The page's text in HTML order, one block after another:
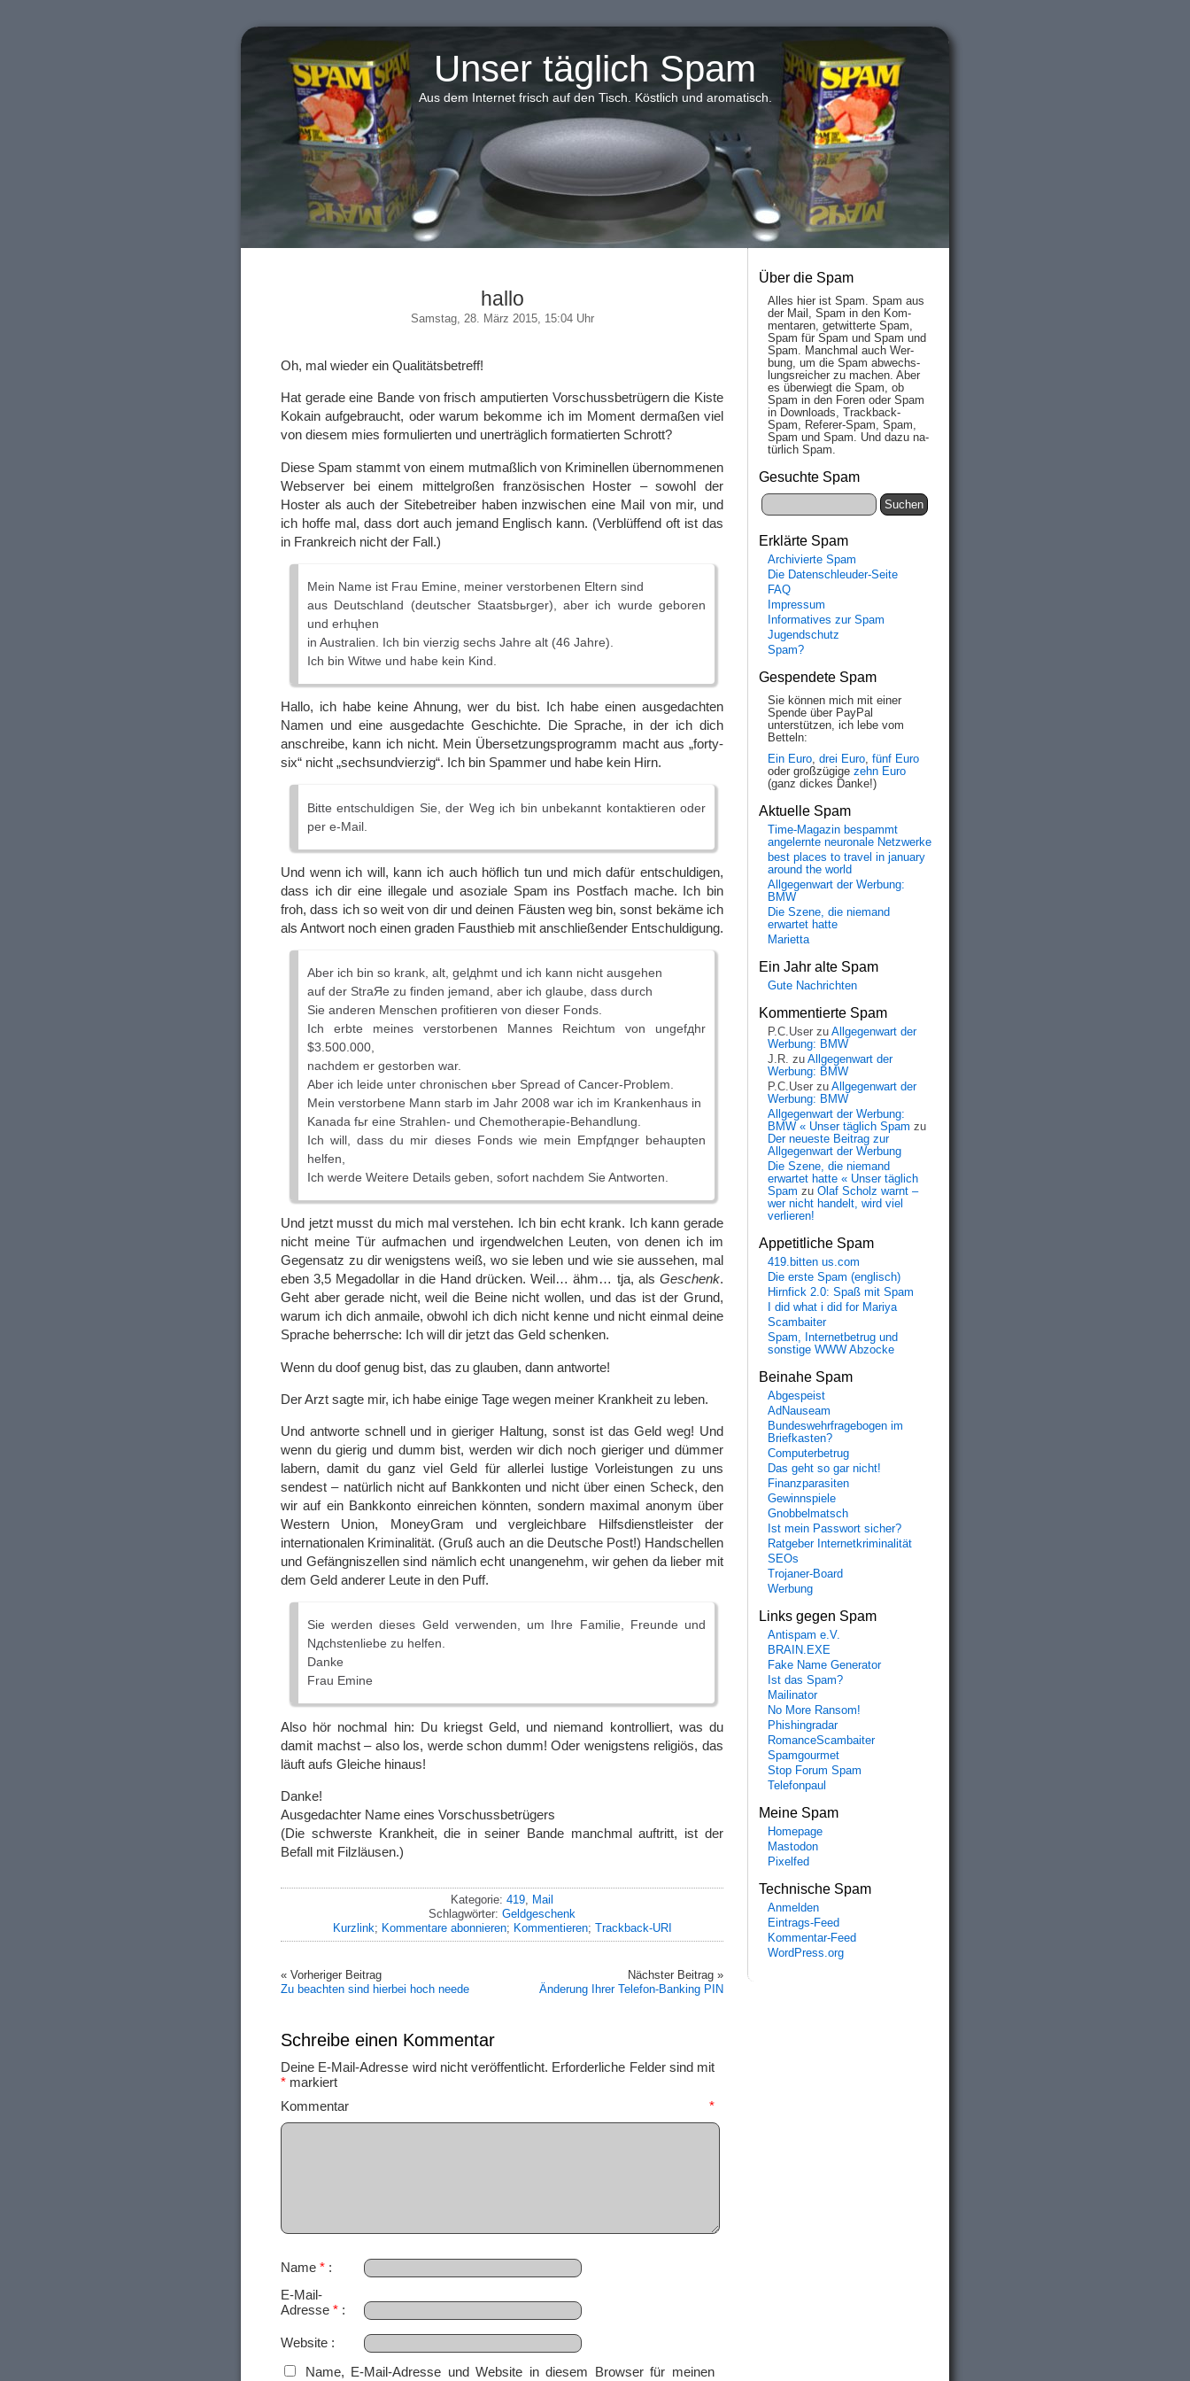
Unser täglich Spam
Aus dem Internet frisch auf den Tisch. Köstlich und aromatisch.
hallo
Samstag, 28. März 2015, 15:04 Uhr
Oh, mal wieder ein Qualitätsbetreff!
Hat gerade eine Bande von frisch amputierten Vorschussbetrügern die Kiste
Kokain aufgebraucht, oder warum bekomme ich im Moment dermaßen viel
von diesem mies formulierten und unerträglich formatierten Schrott?
Diese Spam stammt von einem mutmaßlich von Kriminellen übernommenen
Webserver bei einem mittelgroßen französischen Hoster – sowohl der
Hoster als auch der Sitebetreiber haben inzwischen eine Mail von mir, und
ich hoffe mal, dass dort auch jemand Englisch kann. (Verblüffend oft ist das
in Frankreich nicht der Fall.)
Mein Name ist Frau Emine, meiner verstorbenen Eltern sind
aus Deutschland (deutscher Staatsbьrger), aber ich wurde geboren
und erhцhen
in Australien. Ich bin vierzig sechs Jahre alt (46 Jahre).
Ich bin Witwe und habe kein Kind.
Hallo, ich habe keine Ahnung, wer du bist. Ich habe einen ausgedachten
Namen und eine ausgedachte Geschichte. Die Sprache, in der ich dich
anschreibe, kann ich nicht. Mein Übersetzungsprogramm macht aus „forty-
six“ nicht „sechsundvierzig“. Ich bin Spammer und habe kein Hirn.
Bitte entschuldigen Sie, der Weg ich bin unbekannt kontaktieren oder
per e-Mail.
Und wenn ich will, kann ich auch höflich tun und mich dafür entschuldigen,
dass ich dir eine illegale und asoziale Spam ins Postfach mache. Ich bin
froh, dass ich so weit von dir und deinen Fäusten weg bin, sonst bekäme ich
als Antwort noch einen graden Fausthieb mit anschließender Entschuldigung.
Aber ich bin so krank, alt, gelдhmt und ich kann nicht ausgehen
auf der StraЯe zu finden jemand, aber ich glaube, dass durch
Sie anderen Menschen profitieren von dieser Fonds.
Ich erbte meines verstorbenen Mannes Reichtum von ungefдhr
$3.500.000,
nachdem er gestorben war.
Aber ich leide unter chronischen ьber Spread of Cancer-Problem.
Mein verstorbene Mann starb im Jahr 2008 war ich im Krankenhaus in
Kanada fьr eine Strahlen- und Chemotherapie-Behandlung.
Ich will, dass du mir dieses Fonds wie mein Empfдnger behaupten
helfen,
Ich werde Weitere Details geben, sofort nachdem Sie Antworten.
Und jetzt musst du mich mal verstehen. Ich bin echt krank. Ich kann gerade
nicht meine Tür aufmachen und irgendwelchen Leuten, von denen ich im
Gegensatz zu dir wenigstens weiß, wo sie leben und wie sie aussehen, mal
eben 3,5 Megadollar in die Hand drücken. Weil… ähm… tja, als Geschenk.
Geht aber gerade nicht, weil die Beine nicht wollen, und das ist der Grund,
warum ich dich anmaile, obwohl ich dich nicht kenne und nicht einmal deine
Sprache beherrsche: Ich will dir jetzt das Geld schenken.
Wenn du doof genug bist, das zu glauben, dann antworte!
Der Arzt sagte mir, ich habe einige Tage wegen meiner Krankheit zu leben.
Und antworte schnell und in gieriger Haltung, sonst ist das Geld weg! Und
wenn du gierig und dumm bist, werden wir dich noch gieriger und dümmer
labern, damit du ganz viel Geld für allerlei lustige Vorleistungen zu uns
sendest – natürlich nicht auf Bankkonten und nicht über einen Scheck, den
wir auf ein Bankkonto einreichen könnten, sondern maximal anonym über
Western Union, MoneyGram und vergleichbare Hilfsdienstleister der
internationalen Kriminalität. (Gruß auch an die Deutsche Post!) Handschellen
und Gefängniszellen sind nämlich echt unangenehm, wir gehen da lieber mit
dem Geld anderer Leute in den Puff.
Sie werden dieses Geld verwenden, um Ihre Familie, Freunde und
Nдchstenliebe zu helfen.
Danke
Frau Emine
Also hör nochmal hin: Du kriegst Geld, und niemand kontrolliert, was du
damit machst – also los, werde schon dumm! Oder wenigstens religiös, das
läuft aufs Gleiche hinaus!
Danke!
Ausgedachter Name eines Vorschussbetrügers
(Die schwerste Krankheit, die in seiner Bande manchmal auftritt, ist der
Befall mit Filzläusen.)
Kategorie: 419
Mail
Schlagwörter: Geldgeschenk
Kurzlink; Kommentare abonnieren; Kommentieren; Trackback-URI
« Vorheriger Beitrag
Zu beachten sind hierbei hoch neede
Nächster Beitrag »
Änderung Ihrer Telefon-Banking PIN
Schreibe einen Kommentar
Deine E-Mail-Adresse wird nicht veröffentlicht. Erforderliche Felder sind mit
* markiert
Kommentar *
Name *
E-Mail-
Adresse *
Website
Name, E-Mail-Adresse und Website in diesem Browser für meinen
Über die Spam
Alles hier ist Spam. Spam aus
der Mail, Spam in den Kom­
men­taren, ge­twit­ter­te Spam,
Spam für Spam und Spam und
Spam. Manch­mal auch Wer­
bung, um die Spam ab­wechs­
lungs­reich­er zu mach­en. Aber
es über­wiegt die Spam, ob
Spam in den Fo­ren oder Spam
in Down­loads, Track­back-
Spam, Re­fe­rer-Spam, Spam,
Spam und Spam. Und da­zu na­
tür­lich Spam.
Gesuchte Spam
Erklärte Spam
Archivierte Spam
Die Datenschleuder-Seite
FAQ
Impressum
Informatives zur Spam
Jugendschutz
Spam?
Gespendete Spam
Sie können mich mit einer
Spende über PayPal
unterstützen, ich lebe vom
Betteln:
Ein Euro, drei Euro, fünf Euro
oder großzügige zehn Euro
(ganz dickes Danke!)
Aktuelle Spam
Time-Magazin bespammt
angelernte neuronale Netzwerke
best places to travel in january
around the world
Allgegenwart der Werbung:
BMW
Die Szene, die niemand
erwartet hatte
Marietta
Ein Jahr alte Spam
Gute Nachrichten
Kommentierte Spam
P.C.User zu Allgegenwart der
Werbung: BMW
J.R. zu Allgegenwart der
Werbung: BMW
P.C.User zu Allgegenwart der
Werbung: BMW
Allgegenwart der Werbung:
BMW « Unser täglich Spam zu
Der neueste Beitrag zur
Allgegenwart der Werbung
Die Szene, die niemand
erwartet hatte « Unser täglich
Spam zu Olaf Scholz warnt –
wer nicht handelt, wird viel
verlieren!
Appetitliche Spam
419.bitten us.com
Die erste Spam (englisch)
Hirnfick 2.0: Spaß mit Spam
I did what i did for Mariya
Scambaiter
Spam, Internetbetrug und
sonstige WWW Abzocke
Beinahe Spam
Abgespeist
AdNauseam
Bundeswehrfragebogen im
Briefkasten?
Computerbetrug
Das geht so gar nicht!
Finanzparasiten
Gewinnspiele
Gnobbelmatsch
Ist mein Passwort sicher?
Ratgeber Internetkriminalität
SEOs
Trojaner-Board
Werbung
Links gegen Spam
Antispam e.V.
BRAIN.EXE
Fake Name Generator
Ist das Spam?
Mailinator
No More Ransom!
Phishingradar
RomanceScambaiter
Spamgourmet
Stop Forum Spam
Telefonpaul
Meine Spam
Homepage
Mastodon
Pixelfed
Technische Spam
Anmelden
Eintrags-Feed
Kommentar-Feed
WordPress.org